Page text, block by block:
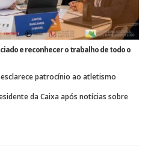
e reconhecer o trabalho de todo o
esclarece patrocínio ao atletismo
da Caixa após notícias sobre